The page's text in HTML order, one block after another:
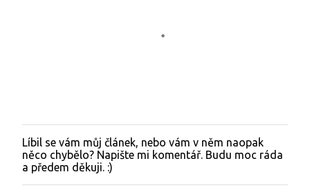
O
k
o
m
Líbil se vám můj článek, nebo vám v něm naopak
něco chybělo? Napište mi komentář. Budu moc ráda
a předem děkuji. :)